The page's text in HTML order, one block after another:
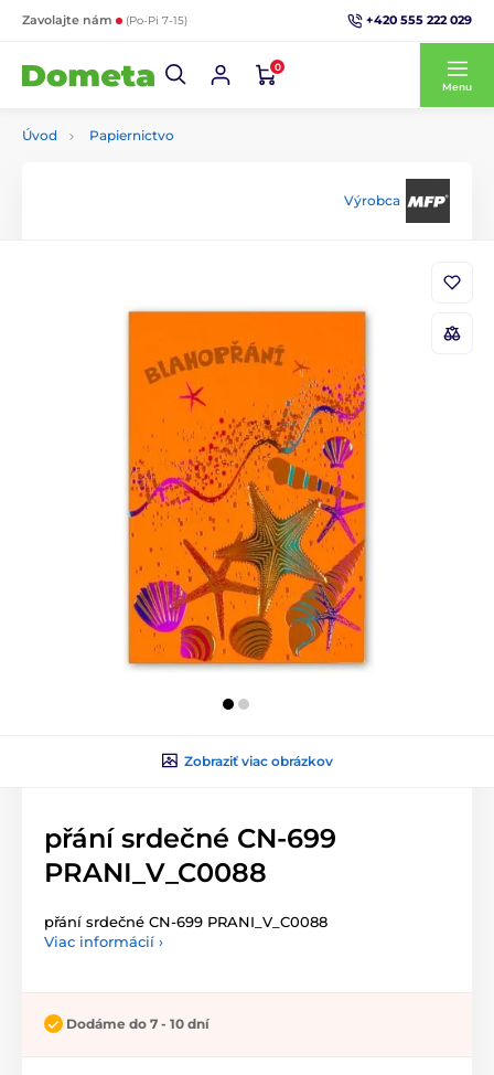
Zavolajte nám (Po-Pi 7-15) +420 555 222 029
0
Menu
Úvod Papiernictvo
Výrobca
Zobraziť viac obrázkov
přání srdečné CN-699
PRANI_V_C0088
přání srdečné CN-699 PRANI_V_C0088
Viac informácií ›
Dodáme do 7 - 10 dní